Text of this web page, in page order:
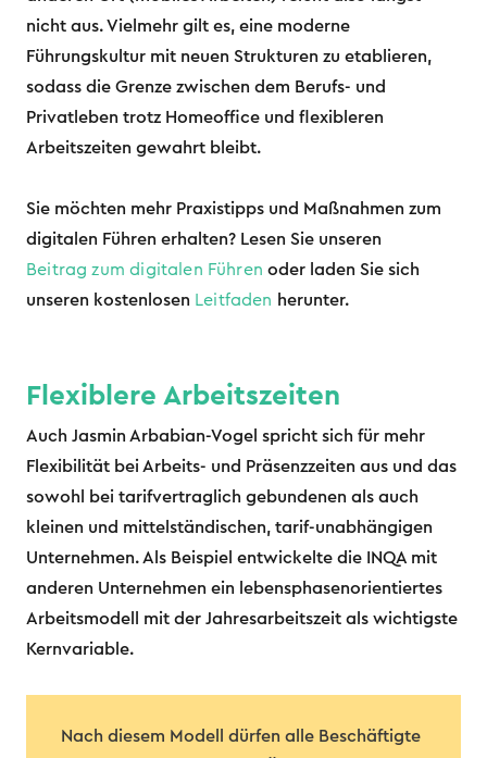
nicht aus. Vielmehr gilt es, eine moderne
Führungskultur mit neuen Strukturen zu etablieren,
sodass die Grenze zwischen dem Berufs- und
Privatleben trotz Homeoffice und flexibleren
Arbeitszeiten gewahrt bleibt.
Sie möchten mehr Praxistipps und Maßnahmen zum
digitalen Führen erhalten? Lesen Sie unseren
Beitrag zum digitalen Führen oder laden Sie sich
unseren kostenlosen Leitfaden herunter.
Flexiblere Arbeitszeiten
Auch Jasmin Arbabian-Vogel spricht sich für mehr
Flexibilität bei Arbeits- und Präsenzzeiten aus und das
sowohl bei tarifvertraglich gebundenen als auch
kleinen und mittelständischen, tarif-unabhängigen
Unternehmen. Als Beispiel entwickelte die INQA mit
anderen Unternehmen ein lebensphasenorientiertes
Arbeitsmodell mit der Jahresarbeitszeit als wichtigste
Kernvariable.
Nach diesem Modell dürfen alle Beschäftigte